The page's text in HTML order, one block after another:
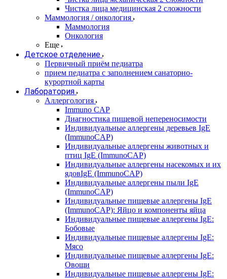
Чистка лица медицинская 2 сложности
Маммология / онкология
Маммология
Онкология
Еще
Детское отделение
Первичный приём педиатра
прием педиатра с заполнением санаторно-
курортной карты
Лаборатория
Аллергология
Immuno CAP
Диагностика пищевой непереносимости
Индивидуальные аллергены деревьев IgE
(ImmunoCAP)
Индивидуальные аллергены животных и
птиц IgE (ImmunoCAP)
Индивидуальные аллергены насекомых и их
ядовIgE (ImmunoCAP)
Индивидуальные аллергены пыли IgE
(ImmunoCAP)
Индивидуальные пищевые аллергены IgE
(ImmunoCAP): Яйцо и компоненты яйца
Индивидуальные пищевые аллергены IgE:
Бобовые
Индивидуальные пищевые аллергены IgE:
Мясо
Индивидуальные пищевые аллергены IgE:
Овощи
Индивидуальные пищевые аллергены IgE: